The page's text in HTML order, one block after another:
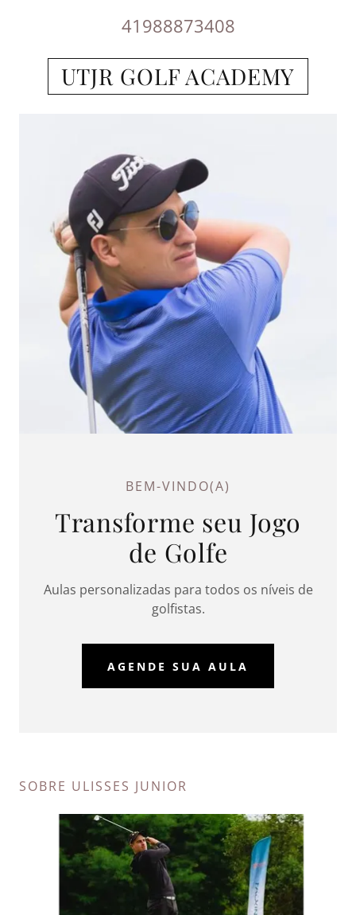
41988873408
UTJR GOLF ACADEMY
BEM-VINDO(A)
Transforme seu Jogo
de Golfe
Aulas personalizadas para todos os níveis de
golfistas.
AGENDE SUA AULA
SOBRE ULISSES JUNIOR